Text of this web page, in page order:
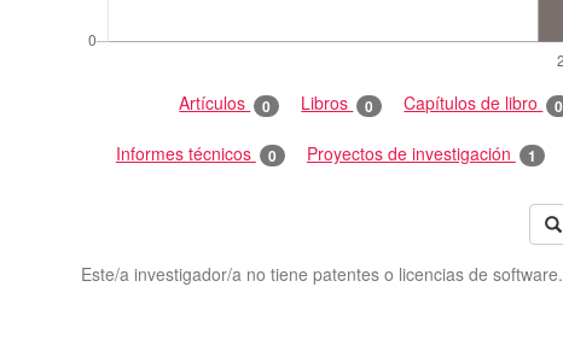
Artículos 0 Libros 0 Capítulos de libro 0
Informes técnicos 0 Proyectos de investigación 1
Este/a investigador/a no tiene patentes o licencias de software.